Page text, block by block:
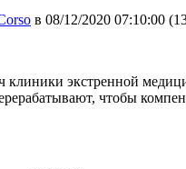
в 08/12/2020 07:10:00 (
клиники экстренной
чтобы